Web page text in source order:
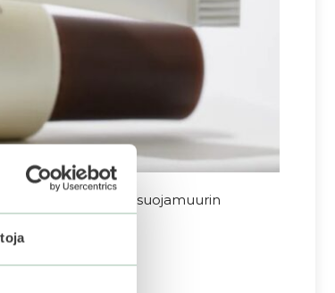
iholle, joka kaipaa suojamuurin